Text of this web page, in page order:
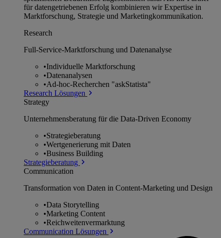
für datengetriebenen Erfolg kombinieren wir Expertise in
Marktforschung, Strategie und Marketingkommunikation.
Research
Full-Service-Marktforschung und Datenanalyse
•Individuelle Marktforschung
•Datenanalysen
•Ad-hoc-Recherchen "askStatista"
Research Lösungen
Strategy
Unternehmens­beratung für die Data-Driven Economy
•Strategieberatung
•Wertgenerierung mit Daten
•Business Building
Strategieberatung
Communication
Transformation von Daten in Content-Marketing und Design
•Data Storytelling
•Marketing Content
•Reichweitenvermarktung
Communication Lösungen